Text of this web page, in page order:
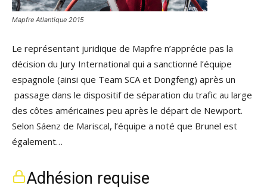
Mapfre Atlantique 2015
Le représentant juridique de Mapfre n’apprécie pas la
décision du Jury International qui a sanctionné l’équipe
espagnole (ainsi que Team SCA et Dongfeng) après un
passage dans le dispositif de séparation du trafic au large
des côtes américaines peu après le départ de Newport.
Selon Sáenz de Mariscal, l’équipe a noté que Brunel est
également…
Adhésion requise